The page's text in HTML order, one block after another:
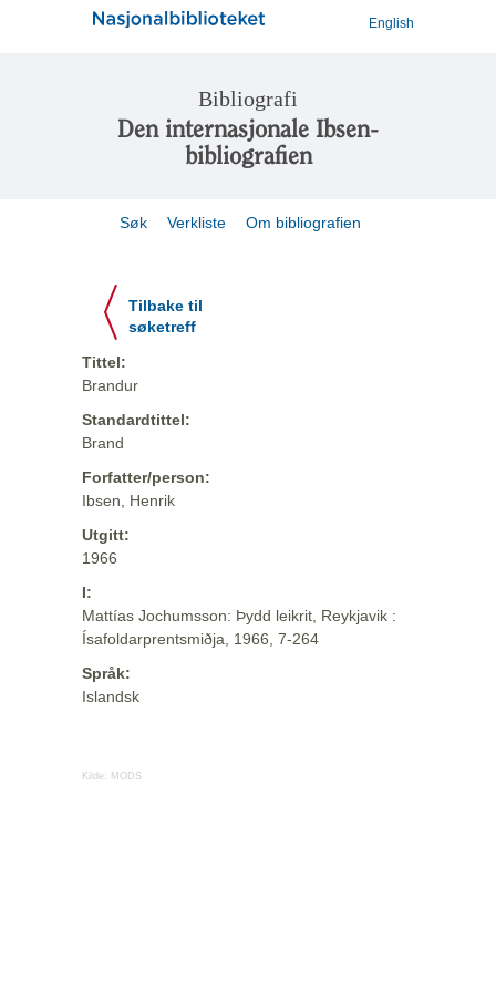
English
Bibliografi
Den internasjonale Ibsen-
bibliografien
Søk Verkliste Om bibliografien
Tilbake til
søketreff
Tittel:
Brandur
Standardtittel:
Brand
Forfatter/person:
Ibsen, Henrik
Utgitt:
1966
I:
Mattías Jochumsson: Þydd leikrit, Reykjavik :
Ísafoldarprentsmiðja, 1966, 7-264
Språk:
Islandsk
Kilde: MODS